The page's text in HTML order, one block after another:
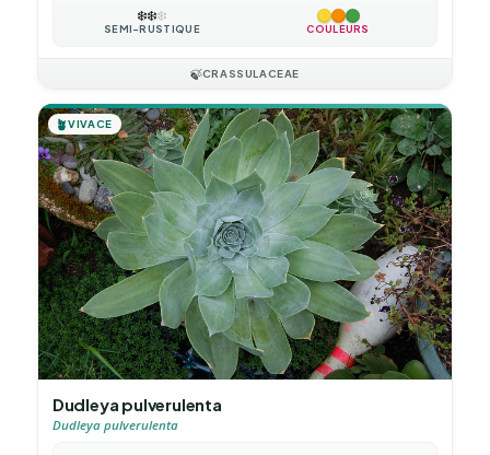
❄️❄️❄️
SEMI-RUSTIQUE COULEURS
🍃CRASSULACEAE
🪴VIVACE
Dudleya pulverulenta
Dudleya pulverulenta